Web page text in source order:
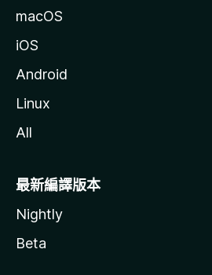
macOS
iOS
Android
Linux
All
最新編譯版本
Nightly
Beta